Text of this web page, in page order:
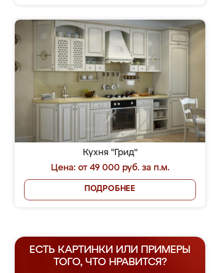
Кухня "Грид"
Цена: от 49 000 руб. за п.м.
ПОДРОБНЕЕ
ЕСТЬ КАРТИНКИ ИЛИ ПРИМЕРЫ
ТОГО, ЧТО НРАВИТСЯ?